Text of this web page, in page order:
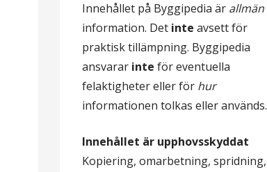
Innehållet på Byggipedia är allmän
information. Det inte avsett för
praktisk tillämpning. Byggipedia
ansvarar inte för eventuella
felaktigheter eller för hur
informationen tolkas eller används.
Innehållet är upphovsskyddat
Kopiering, omarbetning, spridning,